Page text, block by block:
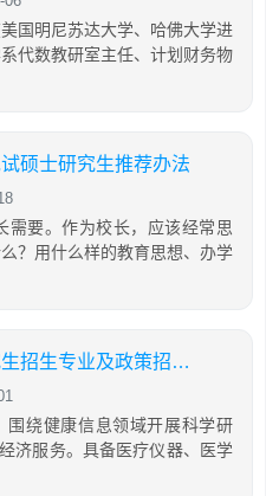
国明尼苏达大学、哈佛大学进
代数教研室主任、计划财务物
硕士研究生推荐办法
需要。作为校长，应该经常思
？用什么样的教育思想、办学
重庆市邮电大学2025年研究生招生专业及政策招生信息
围绕健康信息领域开展科学研
济服务。具备医疗仪器、医学